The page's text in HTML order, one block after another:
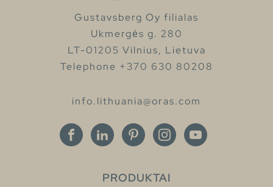
Gustavsberg Oy filialas
Ukmergės g. 280
LT-01205 Vilnius, Lietuva
Telephone +370 630 80208
info.lithuania@oras.com
PRODUKTAI